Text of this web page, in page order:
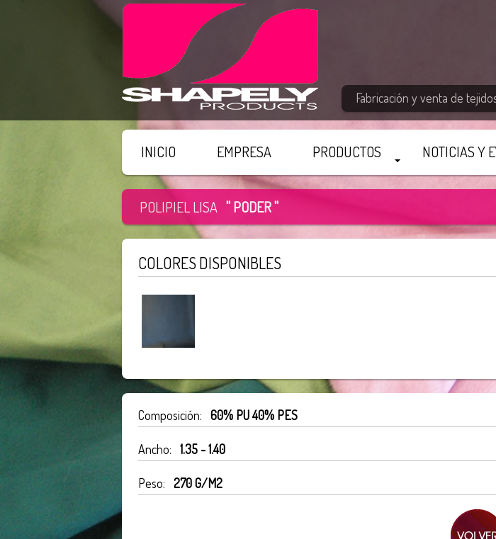
Fabricación y venta de
INICIO EMPRESA PRODUCTOS NOTICIAS Y
POLIPIEL LISA " PODER "
COLORES DISPONIBLES
Composición: 60% PU 40% PES
Ancho: 1.35 - 1.40
Peso: 270 G/M2